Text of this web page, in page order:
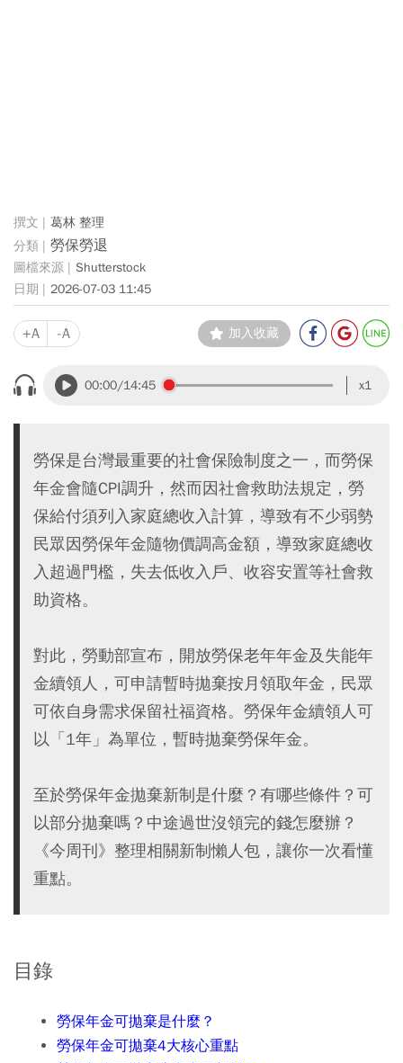
葛林 整理
勞保勞退
Shutterstock
2026-07-03 11:45
+A -A 加入收藏
00:00/14:45 x1
勞保是台灣最重要的社會保險制度之一，而勞保
年金會隨CPI調升，然而因社會救助法規定，勞
保給付須列入家庭總收入計算，導致有不少弱勢
民眾因勞保年金隨物價調高金額，導致家庭總收
入超過門檻，失去低收入戶、收容安置等社會救
助資格。
對此，勞動部宣布，開放勞保老年年金及失能年
金續領人，可申請暫時拋棄按月領取年金，民眾
可依自身需求保留社福資格。勞保年金續領人可
以「1年」為單位，暫時拋棄勞保年金。
至於勞保年金拋棄新制是什麼？有哪些條件？可
以部分拋棄嗎？中途過世沒領完的錢怎麼辦？
《今周刊》整理相關新制懶人包，讓你一次看懂
重點。
目錄
勞保年金可拋棄是什麼？
勞保年金可拋棄4大核心重點